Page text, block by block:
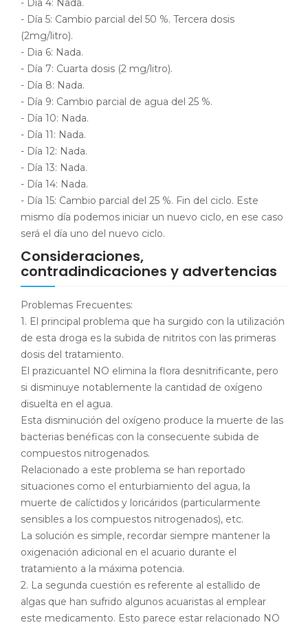
- Día 4: Nada.
- Día 5: Cambio parcial del 50 %. Tercera dosis
(2mg/litro).
- Dia 6: Nada.
- Día 7: Cuarta dosis (2 mg/litro).
- Día 8: Nada.
- Día 9: Cambio parcial de agua del 25 %.
- Día 10: Nada.
- Día 11: Nada.
- Día 12: Nada.
- Día 13: Nada.
- Día 14: Nada.
- Día 15: Cambio parcial del 25 %. Fin del ciclo. Este
mismo día podemos iniciar un nuevo ciclo, en ese caso
será el día uno del nuevo ciclo.
Consideraciones,
contradindicaciones y advertencias
Problemas Frecuentes:
1. El principal problema que ha surgido con la utilización
de esta droga es la subida de nitritos con las primeras
dosis del tratamiento.
El prazicuantel NO elimina la flora desnitrificante, pero
si disminuye notablemente la cantidad de oxígeno
disuelta en el agua.
Esta disminución del oxígeno produce la muerte de las
bacterias benéficas con la consecuente subida de
compuestos nitrogenados.
Relacionado a este problema se han reportado
situaciones como el enturbiamiento del agua, la
muerte de calíctidos y loricáridos (particularmente
sensibles a los compuestos nitrogenados), etc.
La solución es simple, recordar siempre mantener la
oxigenación adicional en el acuario durante el
tratamiento a la máxima potencia.
2. La segunda cuestión es referente al estallido de
algas que han sufrido algunos acuaristas al emplear
este medicamento. Esto parece estar relacionado NO